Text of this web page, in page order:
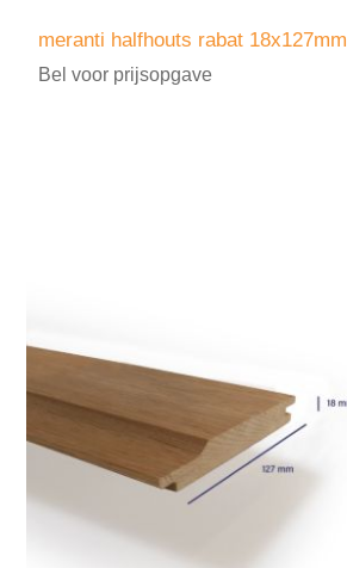
meranti halfhouts rabat 18x127mm
Bel voor prijsopgave